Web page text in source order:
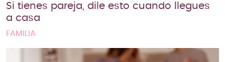
Si tienes pareja, dile esto cuando llegues
a casa
FAMILIA